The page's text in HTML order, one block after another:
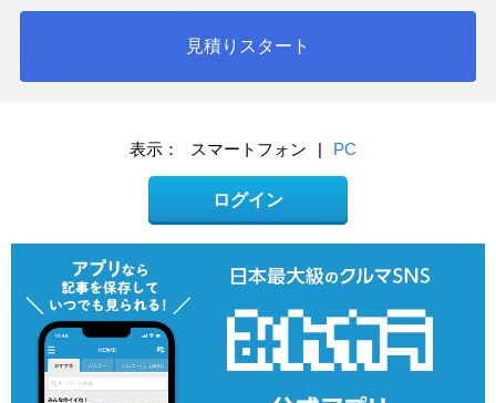
見積りスタート
表示： スマートフォン | PC
ログイン